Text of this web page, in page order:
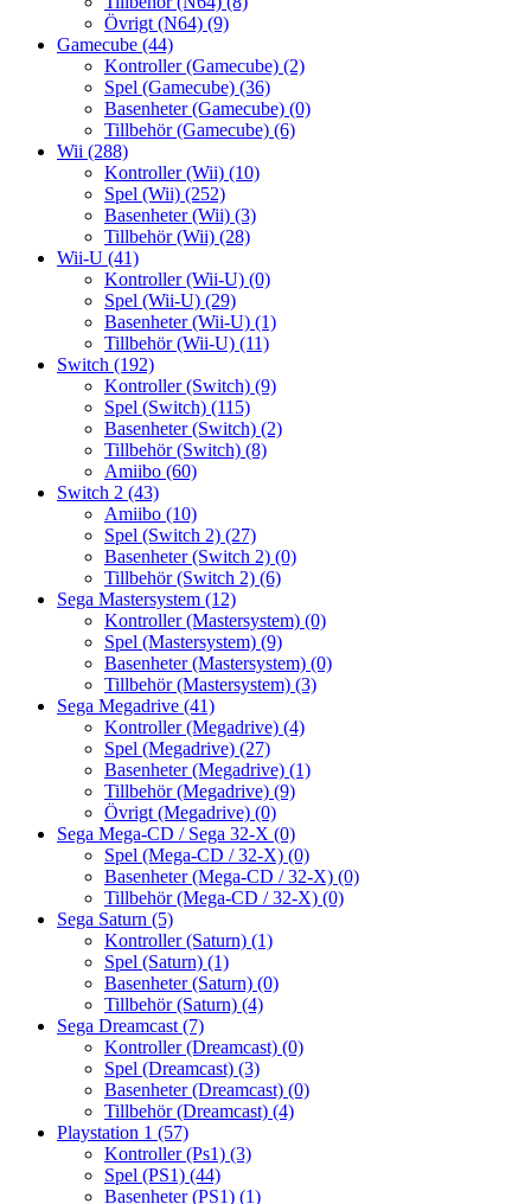
Övrigt (N64) (9)
Gamecube (44)
Kontroller (Gamecube) (2)
Spel (Gamecube) (36)
Basenheter (Gamecube) (0)
Tillbehör (Gamecube) (6)
Wii (288)
Kontroller (Wii) (10)
Spel (Wii) (252)
Basenheter (Wii) (3)
Tillbehör (Wii) (28)
Wii-U (41)
Kontroller (Wii-U) (0)
Spel (Wii-U) (29)
Basenheter (Wii-U) (1)
Tillbehör (Wii-U) (11)
Switch (192)
Kontroller (Switch) (9)
Spel (Switch) (115)
Basenheter (Switch) (2)
Tillbehör (Switch) (8)
Amiibo (60)
Switch 2 (43)
Amiibo (10)
Spel (Switch 2) (27)
Basenheter (Switch 2) (0)
Tillbehör (Switch 2) (6)
Sega Mastersystem (12)
Kontroller (Mastersystem) (0)
Spel (Mastersystem) (9)
Basenheter (Mastersystem) (0)
Tillbehör (Mastersystem) (3)
Sega Megadrive (41)
Kontroller (Megadrive) (4)
Spel (Megadrive) (27)
Basenheter (Megadrive) (1)
Tillbehör (Megadrive) (9)
Övrigt (Megadrive) (0)
Sega Mega-CD / Sega 32-X (0)
Spel (Mega-CD / 32-X) (0)
Basenheter (Mega-CD / 32-X) (0)
Tillbehör (Mega-CD / 32-X) (0)
Sega Saturn (5)
Kontroller (Saturn) (1)
Spel (Saturn) (1)
Basenheter (Saturn) (0)
Tillbehör (Saturn) (4)
Sega Dreamcast (7)
Kontroller (Dreamcast) (0)
Spel (Dreamcast) (3)
Basenheter (Dreamcast) (0)
Tillbehör (Dreamcast) (4)
Playstation 1 (57)
Kontroller (Ps1) (3)
Spel (PS1) (44)
Basenheter (PS1) (1)